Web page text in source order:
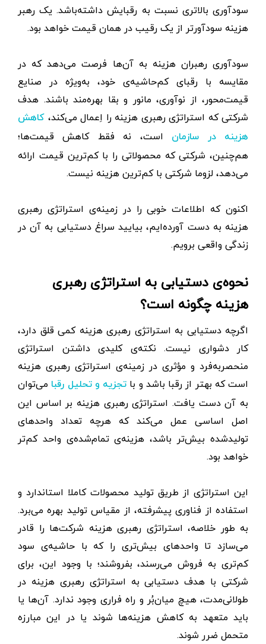
سودآوری بالاتری نسبت به رقبایش داشته‌باشد. یک رهبر
هزینه سودآورتر از یک رقیب در همان قیمت خواهد بود.
سودآوری رهبران هزینه به آن‌ها فرصت می‌دهد که در
مقایسه با رقبای کم‌حاشیه‌ی خود، به‌ویژه در صنایع
قیمت‌محور، از نوآوری، مانور و بقا بهره‌مند باشند. هدف
شرکتی که استراتژی رهبری هزینه را اِعمال می‌کند، کاهش
هزینه در سازمان
است، نه فقط کاهش قیمت‌ها؛
هم‌چنین، شرکتی که محصولاتی را با کم‌ترین قیمت ارائه
می‌دهد، لزوما شرکتی با کم‌ترین هزینه نیست.
اکنون که اطلاعات خوبی را در زمینه‌‌ی استراتژی رهبری
هزینه به دست آورده‌ایم، بیایید سراغ دستیابی به آن در
زندگی واقعی برویم.
نحوه‌ی دستیابی به استراتژی رهبری
هزینه چگونه است؟
اگرچه دستیابی به استراتژی رهبری هزینه کمی قلق دارد،
کار دشواری نیست. نکته‌ی کلیدی داشتن استراتژی
منحصربه‌فرد و مؤثری در زمینه‌ی استراتژی رهبری هزینه
است که بهتر از رقبا باشد و با تجزیه‌ و‌ تحلیل رقبا می‌توان
به آن دست یافت. استراتژی رهبری هزینه بر اساس این
اصل اساسی عمل می‌کند که هرچه تعداد واحد‌های
تولید‌شده بیش‌تر باشد، هزینه‌ی تمام‌شده‌ی‌ واحد کم‌تر
خواهد بود.
این استراتژی از طریق تولید محصولات کاملا استاندارد و
استفاده از فناوری پیشرفته، از مقیاس تولید بهره می‌برد.
به طور خلاصه، استراتژی رهبری هزینه شرکت‌ها را قادر
می‌سازد تا واحدهای بیش‌تری را که با حاشیه‌ی سود
کم‌تری به فروش می‌رسند، بفروشند؛ با وجود این، برای
شرکتی با هدف دستیابی به استراتژی رهبری هزینه در
طولانی‌مدت، هیچ میان‌بُر و راه فراری وجود ندارد. آن‌ها یا
باید متعهد به کاهش هزینه‌ها شوند یا در این مبارزه
متحمل ضرر ‌شوند.